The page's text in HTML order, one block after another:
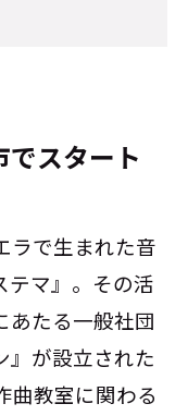
スタート
ラで生まれた音
テマ』。その活
あたる一般社団
』が設立された
曲教室に関わる